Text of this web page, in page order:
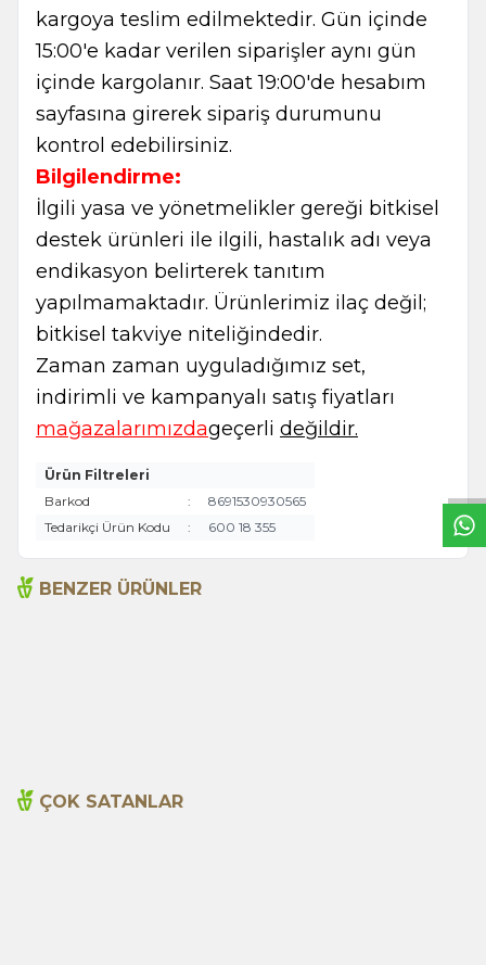
kargoya teslim edilmektedir. Gün içinde
15:00'e kadar verilen siparişler aynı gün
içinde kargolanır. Saat 19:00'de hesabım
sayfasına girerek sipariş durumunu
kontrol edebilirsiniz.
Bilgilendirme:
İlgili yasa ve yönetmelikler gereği bitkisel
destek ürünleri ile ilgili, hastalık adı veya
endikasyon belirterek tanıtım
yapılmamaktadır. Ürünlerimiz ilaç değil;
bitkisel takviye niteliğindedir.
Zaman zaman uyguladığımız set,
indirimli ve kampanyalı satış fiyatları
mağazalarımızdageçerli değildir.
Ürün Filtreleri
Barkod
:
8691530930565
Tedarikçi Ürün Kodu
: 600 18 355
BENZER ÜRÜNLER
ÇOK SATANLAR